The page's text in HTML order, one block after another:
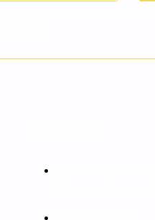
Prometemos não utilizar suas
nossa